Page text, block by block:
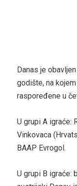
Danas je
godište, na
raspoređene u
U grupi A igraće:
Vinkovaca
BAAP Evrogol.
U grupi B igraće: